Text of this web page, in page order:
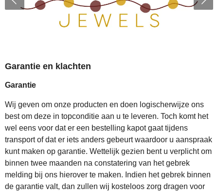
Garantie en klachten
Garantie
Wij geven om onze producten en doen logischerwijze ons
best om deze in topconditie aan u te leveren. Toch komt het
wel eens voor dat er een bestelling kapot gaat tijdens
transport of dat er iets anders gebeurt waardoor u aanspraak
kunt maken op garantie. Wettelijk gezien bent u verplicht om
binnen twee maanden na constatering van het gebrek
melding bij ons hierover te maken. Indien het gebrek binnen
de garantie valt, dan zullen wij kosteloos zorg dragen voor